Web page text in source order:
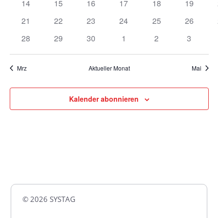
0
14
0
15
0
16
0
17
0
18
0
19
0
21
0
22
0
23
0
24
0
25
0
26
0
28
0
29
0
30
0
1
0
2
0
3
Mrz Aktueller Monat Mai
Kalender abonnieren
© 2026 SYSTAG